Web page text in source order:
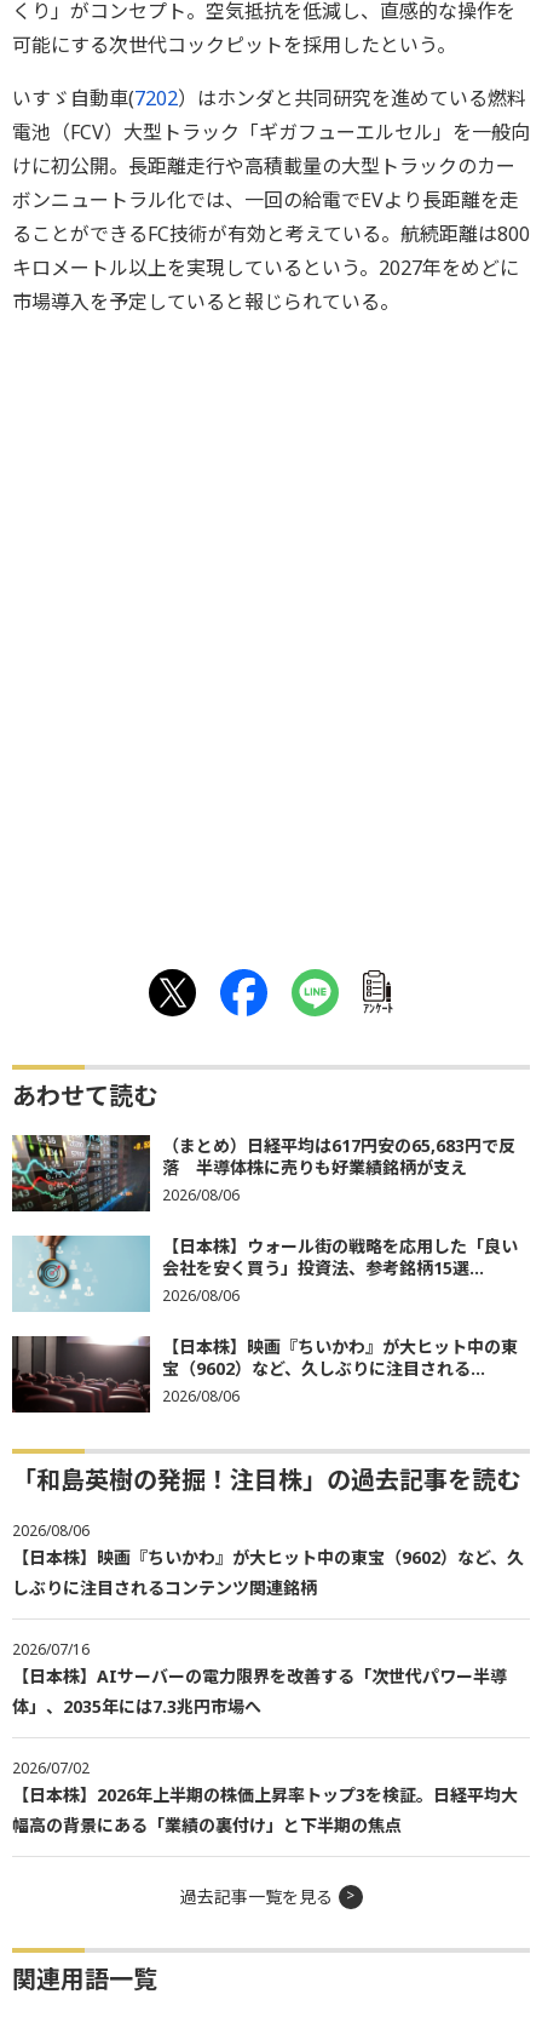
くり」がコンセプト。空気抵抗を低減し、直感的な操作を
可能にする次世代コックピットを採用したという。
いすゞ自動車(7202）はホンダと共同研究を進めている燃料
電池（FCV）大型トラック「ギガフューエルセル」を一般向
けに初公開。長距離走行や高積載量の大型トラックのカー
ボンニュートラル化では、一回の給電でEVより長距離を走
ることができるFC技術が有効と考えている。航続距離は800
キロメートル以上を実現しているという。2027年をめどに
市場導入を予定していると報じられている。
ｱﾝｹｰﾄ
あわせて読む
（まとめ）日経平均は617円安の65,683円で反
落 半導体株に売りも好業績銘柄が支え
2026/08/06
【日本株】ウォール街の戦略を応用した「良い
会社を安く買う」投資法、参考銘柄15選...
2026/08/06
【日本株】映画『ちいかわ』が大ヒット中の東
宝（9602）など、久しぶりに注目される...
2026/08/06
「和島英樹の発掘！注目株」の過去記事を読む
2026/08/06
【日本株】映画『ちいかわ』が大ヒット中の東宝（9602）など、久
しぶりに注目されるコンテンツ関連銘柄
2026/07/16
【日本株】AIサーバーの電力限界を改善する「次世代パワー半導
体」、2035年には7.3兆円市場へ
2026/07/02
【日本株】2026年上半期の株価上昇率トップ3を検証。日経平均大
幅高の背景にある「業績の裏付け」と下半期の焦点
過去記事一覧を見る
関連用語一覧